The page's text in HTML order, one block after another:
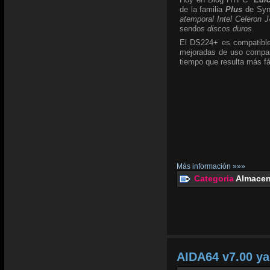
de la familiaPlus de
atemporal Intel Celeron
sendos discos duros.
El DS224+ es
mejoradas de uso
tiempo que resulta más
Más información »»»
Categoria
AIDA64 v7.00